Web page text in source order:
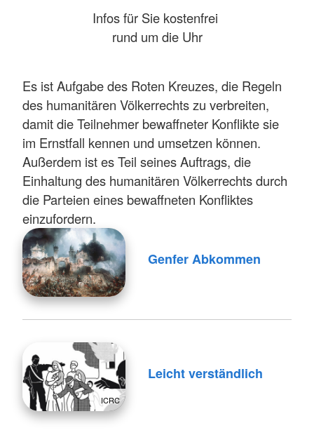
Infos für Sie kostenfrei
rund um die Uhr
Es ist Aufgabe des Roten Kreuzes, die Regeln
des humanitären Völkerrechts zu verbreiten,
damit die Teilnehmer bewaffneter Konflikte sie
im Ernstfall kennen und umsetzen können.
Außerdem ist es Teil seines Auftrags, die
Einhaltung des humanitären Völkerrechts durch
die Parteien eines bewaffneten Konfliktes
einzufordern.
Genfer Abkommen
ICRC
Leicht verständlich